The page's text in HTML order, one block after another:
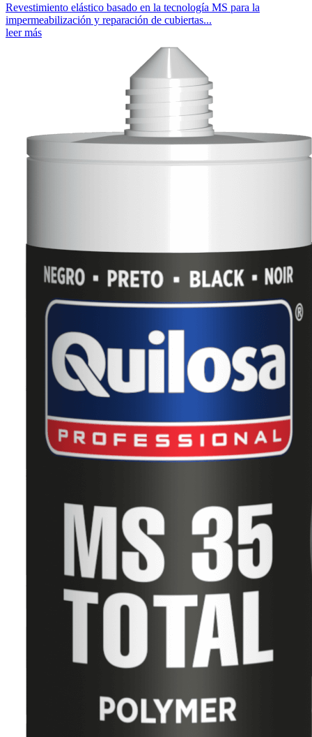
Revestimiento elástico basado en la tecnología MS para la
impermeabilización y reparación de cubiertas...
leer más